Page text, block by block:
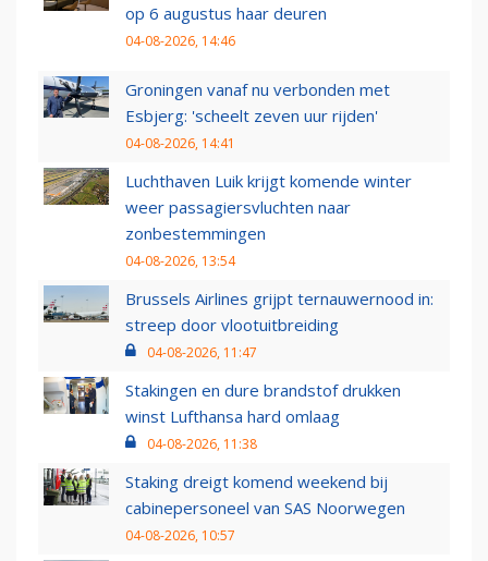
op 6 augustus haar deuren
04-08-2026, 14:46
Groningen vanaf nu verbonden met
Esbjerg: 'scheelt zeven uur rijden'
04-08-2026, 14:41
Luchthaven Luik krijgt komende winter
weer passagiersvluchten naar
zonbestemmingen
04-08-2026, 13:54
Brussels Airlines grijpt ternauwernood in:
streep door vlootuitbreiding
04-08-2026, 11:47
Stakingen en dure brandstof drukken
winst Lufthansa hard omlaag
04-08-2026, 11:38
Staking dreigt komend weekend bij
cabinepersoneel van SAS Noorwegen
04-08-2026, 10:57